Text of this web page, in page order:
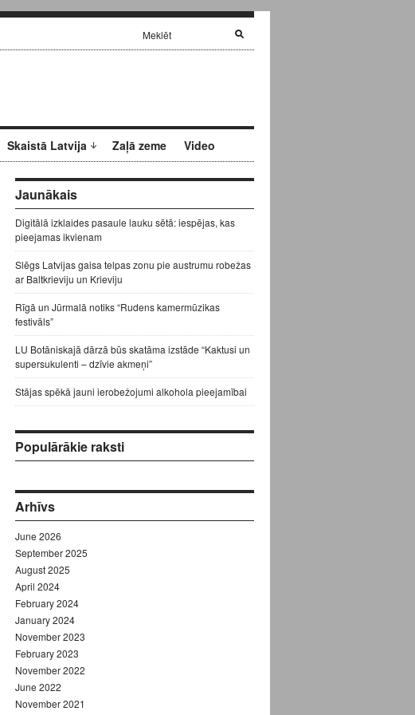
Skaistā Latvija Zaļā zeme Video
Jaunākais
Digitālā izklaides pasaule lauku sētā: iespējas, kas
pieejamas ikvienam
Slēgs Latvijas gaisa telpas zonu pie austrumu robežas
ar Baltkrieviju un Krieviju
Rīgā un Jūrmalā notiks “Rudens kamermūzikas
festivāls”
LU Botāniskajā dārzā būs skatāma izstāde “Kaktusi un
supersukulenti – dzīvie akmeņi”
Stājas spēkā jauni ierobežojumi alkohola pieejamībai
Populārākie raksti
Arhīvs
June 2026
September 2025
August 2025
April 2024
February 2024
January 2024
November 2023
February 2023
November 2022
June 2022
November 2021